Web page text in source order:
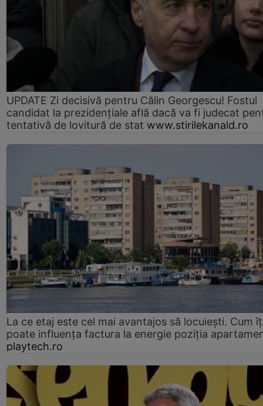
UPDATE Zi decisivă pentru Călin Georgescu! Fostul
candidat la prezidențiale află dacă va fi judecat
tentativă de lovitură de stat www.stirilekanald.ro
La ce etaj este cel mai avantajos să locuiești. Cum
poate influența factura la energie poziția
playtech.ro